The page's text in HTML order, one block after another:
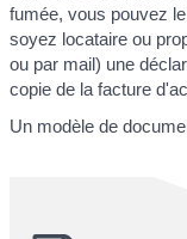
fumée, vous pouvez
soyez locataire ou
ou par mail) une
copie de la facture
Un modèle de